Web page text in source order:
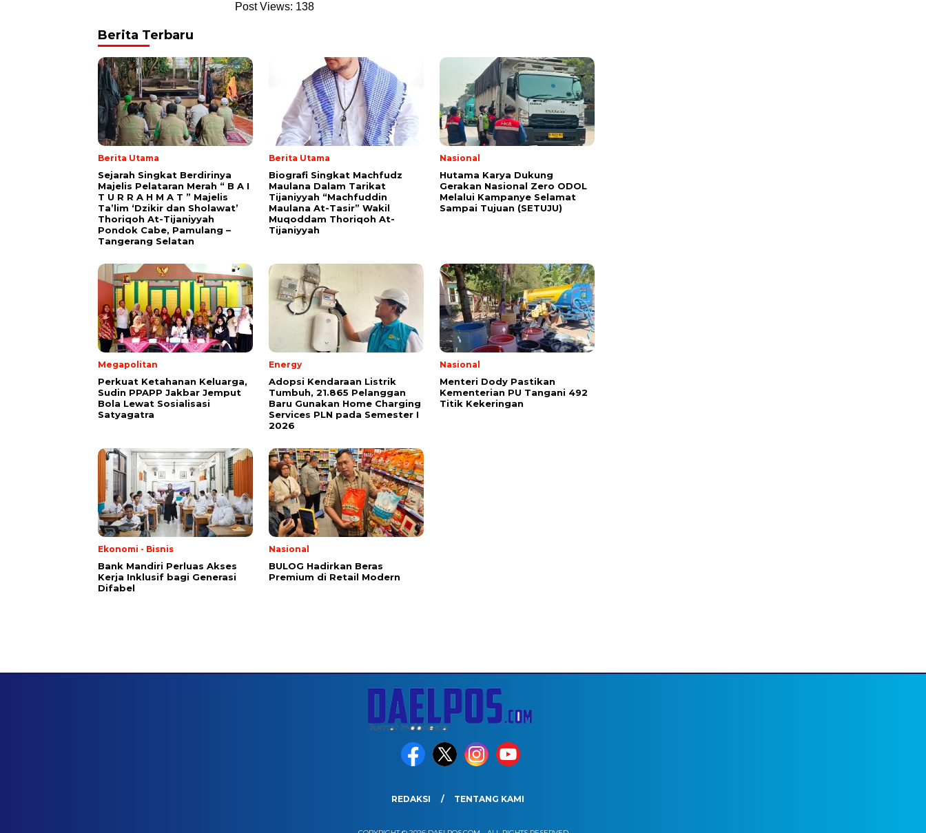
Post Views: 138
Berita Terbaru
Berita Utama
Sejarah Singkat Berdirinya
Majelis Pelataran Merah “ B A I
T U R R A H M A T ” Majelis
Ta’lim ‘Dzikir dan Sholawat’
Thoriqoh At-Tijaniyyah
Pondok Cabe, Pamulang –
Tangerang Selatan
Berita Utama
Biografi Singkat Machfudz
Maulana Dalam Tarikat
Tijaniyyah “Machfuddin
Maulana At-Tasir” Wakil
Muqoddam Thoriqoh At-
Tijaniyyah
Nasional
Hutama Karya Dukung
Gerakan Nasional Zero ODOL
Melalui Kampanye Selamat
Sampai Tujuan (SETUJU)
Megapolitan
Perkuat Ketahanan Keluarga,
Sudin PPAPP Jakbar Jemput
Bola Lewat Sosialisasi
Satyagatra
Energy
Adopsi Kendaraan Listrik
Tumbuh, 21.865 Pelanggan
Baru Gunakan Home Charging
Services PLN pada Semester I
2026
Nasional
Menteri Dody Pastikan
Kementerian PU Tangani 492
Titik Kekeringan
Ekonomi - Bisnis
Bank Mandiri Perluas Akses
Kerja Inklusif bagi Generasi
Difabel
Nasional
BULOG Hadirkan Beras
Premium di Retail Modern
REDAKSI TENTANG KAMI